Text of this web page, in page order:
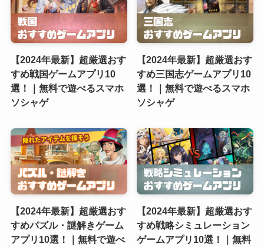
【2024年最新】超厳選おす
すめ戦国ゲームアプリ10
選！｜無料で遊べるスマホ
ソシャゲ
【2024年最新】超厳選おす
すめ三国志ゲームアプリ10
選！｜無料で遊べるスマホ
ソシャゲ
【2024年最新】超厳選おす
すめパズル・謎解きゲーム
アプリ10選！｜無料で遊べ
【2024年最新】超厳選おす
すめ戦略シミュレーション
ゲームアプリ10選！｜無料